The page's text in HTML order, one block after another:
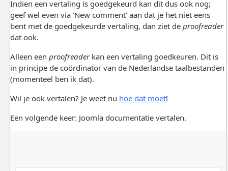
Indien een vertaling is goedgekeurd kan dit dus ook nog;
geef wel even via 'New comment' aan dat je het niet eens
bent met de goedgekeurde vertaling, dan ziet de proofreader
dat ook.
Alleen een proofreaderkan een vertaling goedkeuren. Dit is
in principe de coördinator van de Nederlandse taalbestanden
(momenteel ben ik dat).
Wil je ook vertalen? Je weet nu hoe dat moet!
Een volgende keer: Joomla documentatie vertalen.